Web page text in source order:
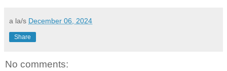
a la/s December 06, 2024
Share
No comments: